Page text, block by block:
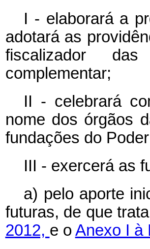
I - elaborará a
adotará as
fiscalizador
complementar;
II - celebrará
nome dos órgãos
fundações do
III - exercerá as
a) pelo aporte
futuras, de que
2012, e o Anexo I à